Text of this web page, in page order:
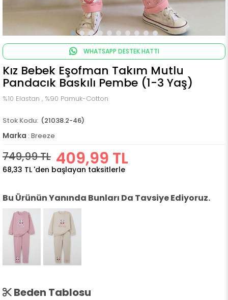
WHATSAPP DESTEK HATTI
Kız Bebek Eşofman Takım Mutlu
Pandacık Baskılı Pembe (1-3 Yaş)
%10 Elastan , %90 Pamuk-Cotton
(21038.2-46)
Marka : Breeze
749,99 TL 409,99 TL
68,33 TL 'den başlayan taksitlerle
Bu Ürünün Yanında Bunları Da Tavsiye Ediyoruz.
Beden Tablosu